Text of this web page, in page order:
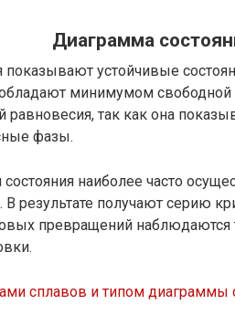
Диаграмма
устойчивые
минимумом свободной
так как она
фазы.
наиболее часто
В результате получают серию
превращений наблюдаются
сплавов и типом диаграммы